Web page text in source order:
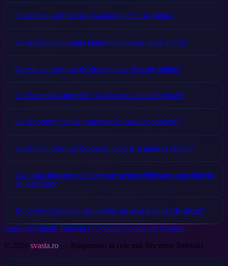
Ce este un certificat de căsătorie și cum se obține?
Ce drepturi am asupra bunurilor comune după divorț?
Ce este un certificat de deces și cine îl poate obține?
Ce înseamnă concediere și care sunt motivele legale?
Ce proceduri trebuie respectate în cazul concedierii?
Ce este un certificat de cazier judiciar și unde se obține?
Care sunt documentele necesare pentru eliberarea unui buletin
de identitate?
De ce este important să consulte un avocat în caz de divorț?
Confidențialitate Termeni și Condiții Cookie-uri Contact
© 2026 svasta.ro — Răspunsuri la cele mai frecvente întrebări